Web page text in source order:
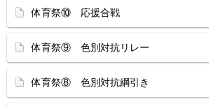
体育祭⑩ 応援合戦
体育祭⑨ 色別対抗リレー
体育祭⑧ 色別対抗綱引き